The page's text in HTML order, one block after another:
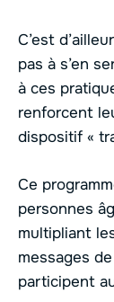
C’est
pas à s’en
à ces
renforcent
dispositif «
Ce
personnes
multipliant
messages
participent